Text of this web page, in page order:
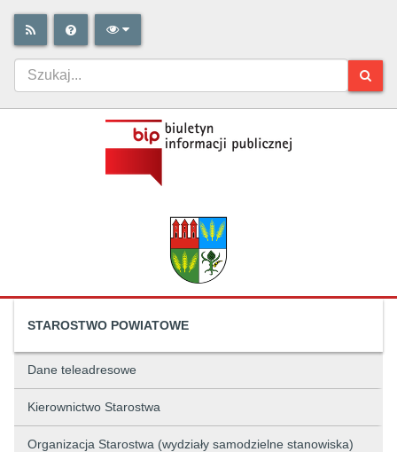
STAROSTWO POWIATOWE
Dane teleadresowe
Kierownictwo Starostwa
Organizacja Starostwa (wydziały samodzielne stanowiska)